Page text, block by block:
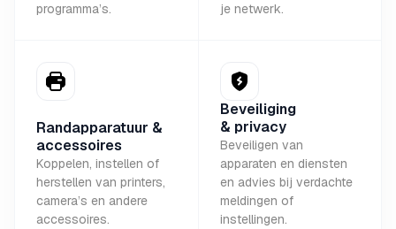
programma’s.
je netwerk.
Randapparatuur &
accessoires
Koppelen, instellen of
herstellen van printers,
camera’s en andere
accessoires.
Beveiliging
& privacy
Beveiligen van
apparaten en diensten
en advies bij verdachte
meldingen of
instellingen.